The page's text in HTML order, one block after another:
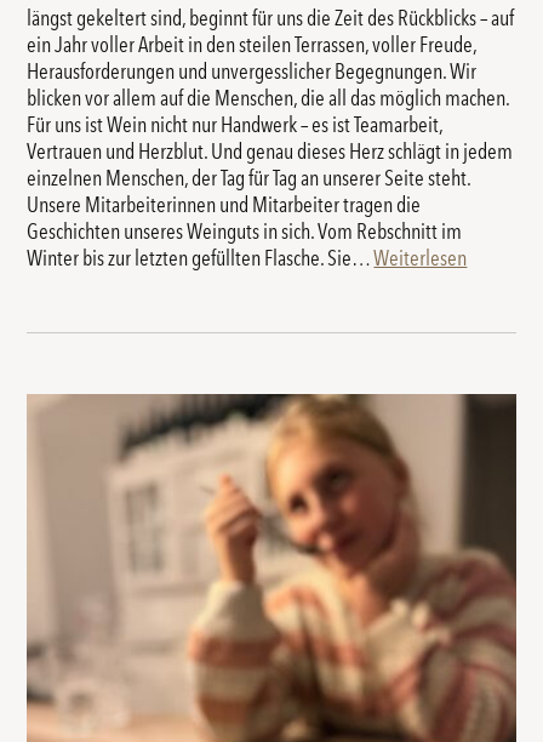
längst gekeltert sind, beginnt für uns die Zeit des Rückblicks – auf
ein Jahr voller Arbeit in den steilen Terrassen, voller Freude,
Herausforderungen und unvergesslicher Begegnungen. Wir
blicken vor allem auf die Menschen, die all das möglich machen.
Für uns ist Wein nicht nur Handwerk – es ist Teamarbeit,
Vertrauen und Herzblut. Und genau dieses Herz schlägt in jedem
einzelnen Menschen, der Tag für Tag an unserer Seite steht.
Unsere Mitarbeiterinnen und Mitarbeiter tragen die
Geschichten unseres Weinguts in sich. Vom Rebschnitt im
Winter bis zur letzten gefüllten Flasche. Sie…Weiterlesen